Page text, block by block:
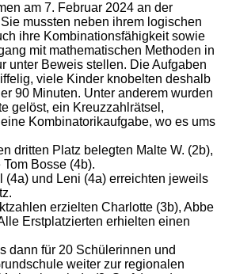
am 7. Februar 2024 an der
mussten neben ihrem logischen
ihre Kombinationsfähigkeit sowie
mit mathematischen Methoden in
unter Beweis stellen. Die Aufgaben
viele Kinder knobelten deshalb
90 Minuten. Unter anderem wurden
gelöst, ein Kreuzzahlrätsel,
Kombinatorikaufgabe, wo es ums
dritten Platz belegten Malte W. (2b),
Bosse (4b).
(4a) und Leni (4a) erreichten jeweils
erzielten Charlotte (3b), Abbe
Erstplatzierten erhielten einen
dann für 20 Schülerinnen und
weiter zur regionalen